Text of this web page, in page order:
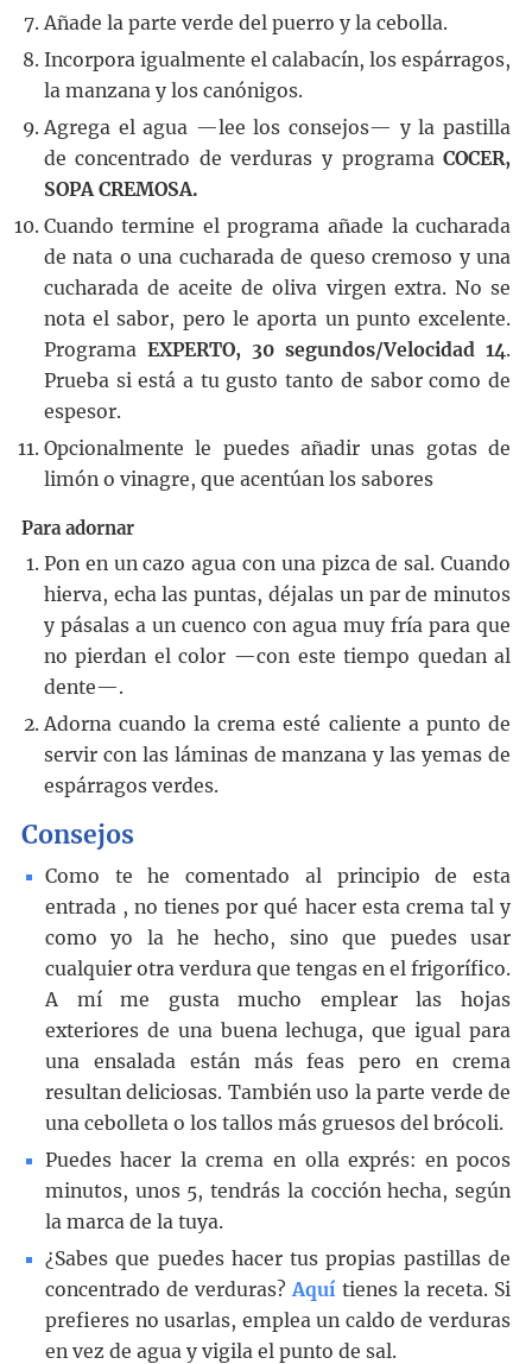
Añade la parte verde del puerro y la cebolla.
Incorpora igualmente el calabacín, los espárragos,
la manzana y los canónigos.
Agrega el agua —lee los consejos— y la pastilla
de concentrado de verduras y programaCOCER,
SOPA CREMOSA.
Cuando termine el programa añade la cucharada
de nata o una cucharada de queso cremoso y una
cucharada de aceite de oliva virgen extra. No se
nota el sabor, pero le aporta un punto excelente.
Programa EXPERTO, 30 segundos/Velocidad 14.
Prueba si está a tu gusto tanto de sabor como de
espesor.
Opcionalmente le puedes añadir unas gotas de
limón o vinagre, que acentúan los sabores
Para adornar
Pon en un cazo agua con una pizca de sal. Cuando
hierva, echa las puntas, déjalas un par de minutos
y pásalas a un cuenco con agua muy fría para que
no pierdan el color —con este tiempo quedan al
dente—.
Adorna cuando la crema esté caliente a punto de
servir con las láminas de manzana y las yemas de
espárragos verdes.
Consejos
Como te he comentado al principio de esta
entrada , no tienes por qué hacer esta crema tal y
como yo la he hecho, sino que puedes usar
cualquier otra verdura que tengas en el frigorífico.
A mí me gusta mucho emplear las hojas
exteriores de una buena lechuga, que igual para
una ensalada están más feas pero en crema
resultan deliciosas. También uso la parte verde de
una cebolleta o los tallos más gruesos del brócoli.
Puedes hacer la crema en olla exprés: en pocos
minutos, unos 5, tendrás la cocción hecha, según
la marca de la tuya.
¿Sabes que puedes hacer tus propias pastillas de
concentrado de verduras?Aquí tienes la receta. Si
prefieres no usarlas, emplea un caldo de verduras
en vez de agua y vigila el punto de sal.